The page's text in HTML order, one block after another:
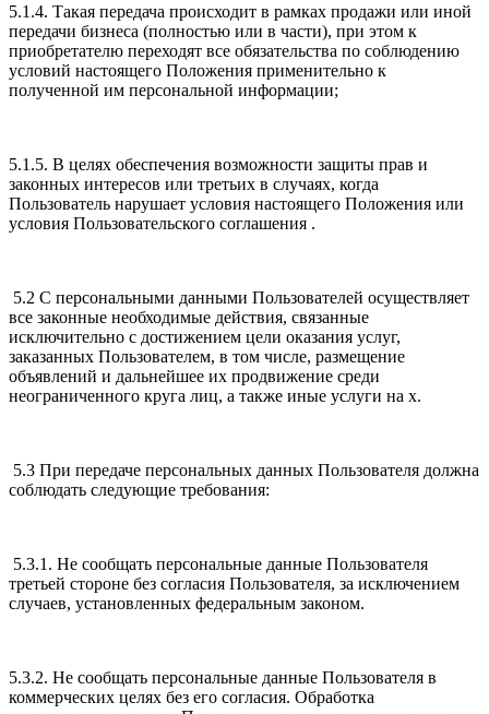
5.1.4. Такая передача происходит в рамках продажи или иной
передачи бизнеса (полностью или в части), при этом к
приобретателю переходят все обязательства по соблюдению
условий настоящего Положения применительно к
полученной им персональной информации;
5.1.5. В целях обеспечения возможности защиты прав и
законных интересов или третьих в случаях, когда
Пользователь нарушает условия настоящего Положения или
условия Пользовательского соглашения .
5.2 С персональными данными Пользователей осуществляет
все законные необходимые действия, связанные
исключительно с достижением цели оказания услуг,
заказанных Пользователем, в том числе, размещение
объявлений и дальнейшее их продвижение среди
неограниченного круга лиц, а также иные услуги на х.
5.3 При передаче персональных данных Пользователя должна
соблюдать следующие требования:
5.3.1. Не сообщать персональные данные Пользователя
третьей стороне без согласия Пользователя, за исключением
случаев, установленных федеральным законом.
5.3.2. Не сообщать персональные данные Пользователя в
коммерческих целях без его согласия. Обработка